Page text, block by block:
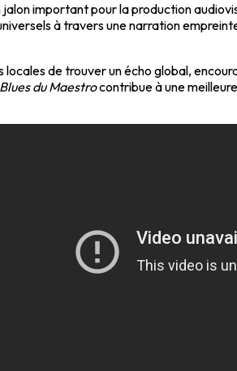
important pour la production
à travers une narration
de trouver un écho global,
du Maestrocontribue à une